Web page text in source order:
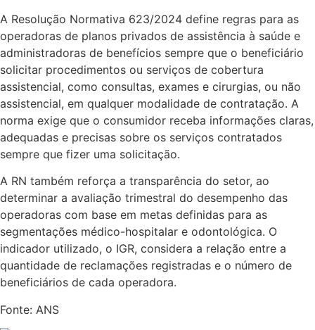
A Resolução Normativa 623/2024 define regras para as
operadoras de planos privados de assistência à saúde e
administradoras de benefícios sempre que o beneficiário
solicitar procedimentos ou serviços de cobertura
assistencial, como consultas, exames e cirurgias, ou não
assistencial, em qualquer modalidade de contratação. A
norma exige que o consumidor receba informações claras,
adequadas e precisas sobre os serviços contratados
sempre que fizer uma solicitação.
A RN também reforça a transparência do setor, ao
determinar a avaliação trimestral do desempenho das
operadoras com base em metas definidas para as
segmentações médico-hospitalar e odontológica. O
indicador utilizado, o IGR, considera a relação entre a
quantidade de reclamações registradas e o número de
beneficiários de cada operadora.
Fonte: ANS